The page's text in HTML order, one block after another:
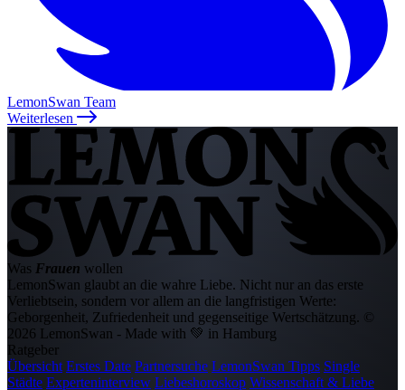
LemonSwan Team
Weiterlesen
Was Frauen wollen
LemonSwan glaubt an die wahre Liebe. Nicht nur an das erste
Verliebtsein, sondern vor allem an die langfristigen Werte:
Geborgenheit, Zufriedenheit und gegenseitige Wertschätzung. ©
2026 LemonSwan - Made with 💚 in Hamburg
Ratgeber
Übersicht Erstes Date Partnersuche LemonSwan Tipps Single
Städte Experteninterview Liebeshoroskop Wissenschaft & Liebe